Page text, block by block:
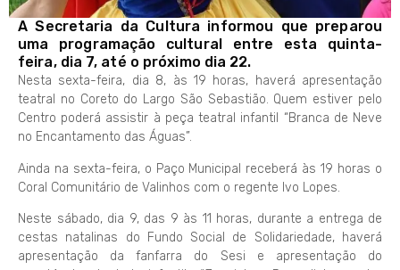
A Secretaria da Cultura informou que preparou
uma programação cultural entre esta quinta-
feira, dia 7, até o próximo dia 22.
Nesta sexta-feira, dia 8, às 19 horas, haverá apresentação
teatral no Coreto do Largo São Sebastião. Quem estiver pelo
Centro poderá assistir à peça teatral infantil “Branca de Neve
no Encantamento das Águas”.
Ainda na sexta-feira, o Paço Municipal receberá às 19 horas o
Coral Comunitário de Valinhos com o regente Ivo Lopes.
Neste sábado, dia 9, das 9 às 11 horas, durante a entrega de
cestas natalinas do Fundo Social de Solidariedade, haverá
apresentação da fanfarra do Sesi e apresentação do